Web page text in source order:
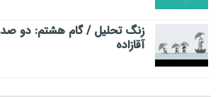
زنگ تحلیل / گام هشتم: دو
آقازاده